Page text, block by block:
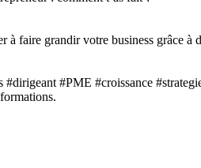
faire grandir votre business grâce à
#PME #croissance